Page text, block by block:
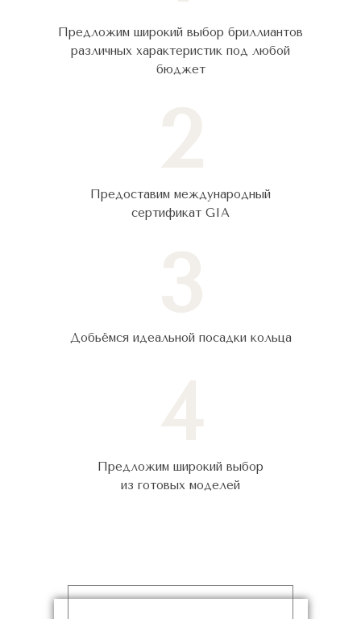
Предложим широкий выбор бриллиантов
различных характеристик под любой
бюджет
Предоставим международный
сертификат GIA
Добьёмся идеальной посадки кольца
Предложим широкий выбор
из готовых моделей